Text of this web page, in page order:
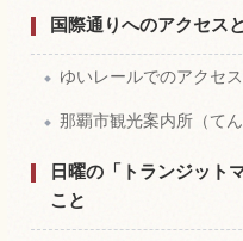
国際通りへのアクセス
ゆいレールでのアクセス
那覇市観光案内所（てん
日曜の「トランジット
こと